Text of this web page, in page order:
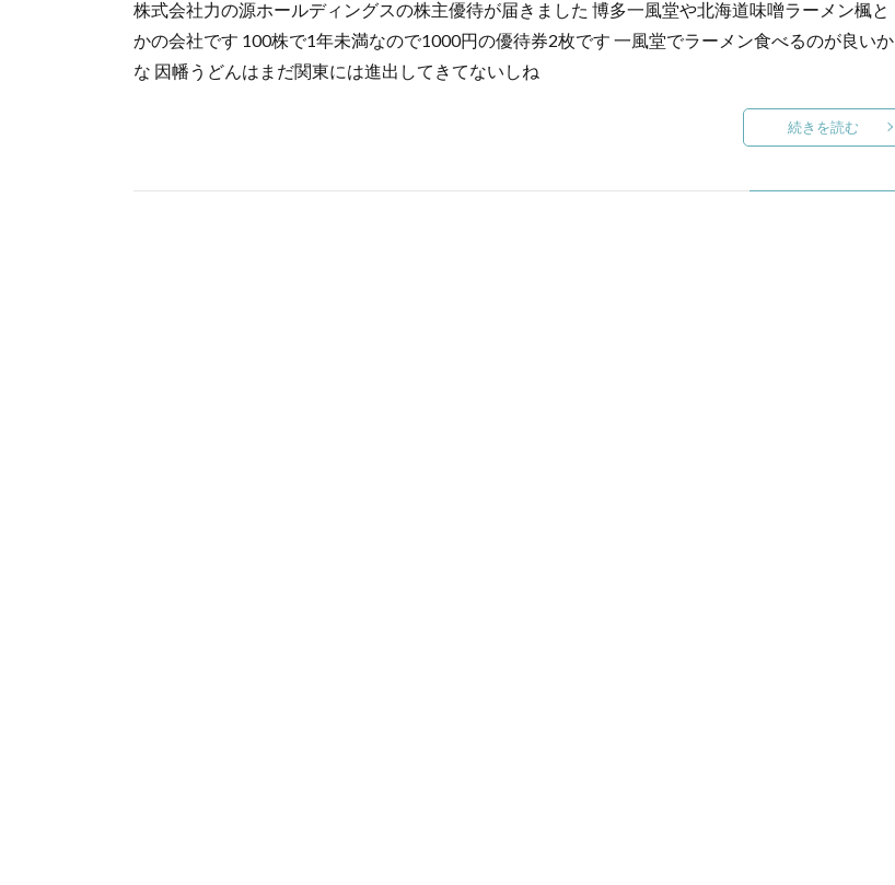
株式会社力の源ホールディングスの株主優待が届きました 博多一風堂や北海道味噌ラーメン楓と
かの会社です 100株で1年未満なので1000円の優待券2枚です 一風堂でラーメン食べるのが良いか
な 因幡うどんはまだ関東には進出してきてないしね
続きを読む